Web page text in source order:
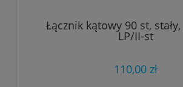
Łącznik kątowy 90 st,
LP/II-st
110,00 zł